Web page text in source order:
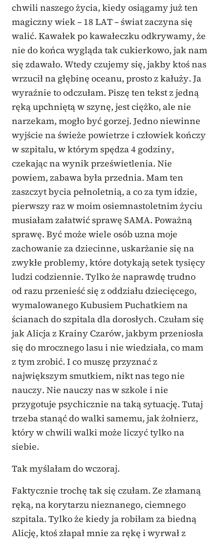
chwili naszego życia, kiedy osiągamy już ten
magiczny wiek – 18 LAT – świat zaczyna się
walić. Kawałek po kawałeczku odkrywamy, że
nie do końca wygląda tak cukierkowo, jak nam
się zdawało. Wtedy czujemy się, jakby ktoś nas
wrzucił na głębinę oceanu, prosto z kałuży. Ja
wyraźnie to odczułam. Piszę ten tekst z jedną
ręką upchniętą w szynę, jest ciężko, ale nie
narzekam, mogło być gorzej. Jedno niewinne
wyjście na świeże powietrze i człowiek kończy
w szpitalu, w którym spędza 4 godziny,
czekając na wynik prześwietlenia. Nie
powiem, zabawa była przednia. Mam ten
zaszczyt bycia pełnoletnią, a co za tym idzie,
pierwszy raz w moim osiemnastoletnim życiu
musiałam załatwić sprawę SAMA. Poważną
sprawę. Być może wiele osób uzna moje
zachowanie za dziecinne, uskarżanie się na
zwykłe problemy, które dotykają setek tysięcy
ludzi codziennie. Tylko że naprawdę trudno
od razu przenieść się z oddziału dziecięcego,
wymalowanego Kubusiem Puchatkiem na
ścianach do szpitala dla dorosłych. Czułam się
jak Alicja z Krainy Czarów, jakbym przeniosła
się do mrocznego lasu i nie wiedziała, co mam
z tym zrobić. I co muszę przyznać z
największym smutkiem, nikt nas tego nie
nauczy. Nie nauczy nas w szkole i nie
przygotuje psychicznie na taką sytuację. Tutaj
trzeba stanąć do walki samemu, jak żołnierz,
który w chwili walki może liczyć tylko na
siebie.
Tak myślałam do wczoraj.
Faktycznie trochę tak się czułam. Ze złamaną
ręką, na korytarzu nieznanego, ciemnego
szpitala. Tylko że kiedy ja robiłam za biedną
Alicję, ktoś złapał mnie za rękę i wyrwał z